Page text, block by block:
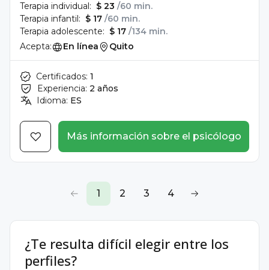
Terapia individual: $ 23 /60 min.
Terapia infantil: $ 17 /60 min.
Terapia adolescente: $ 17 /134 min.
Acepta:
En línea Quito
Certificados: 1
Experiencia: 2 años
Idioma: ES
Más información sobre el psicólogo
1 2 3 4
¿Te resulta difícil elegir entre los
perfiles?